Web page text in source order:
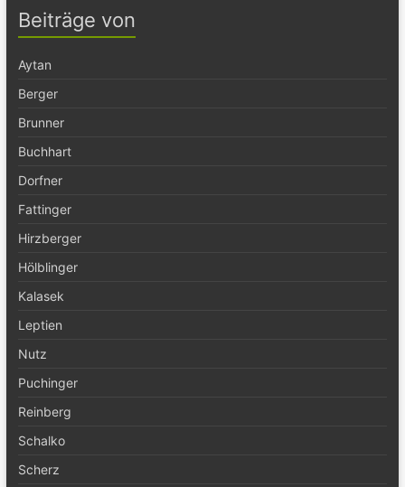
Beiträge von
Aytan
Berger
Brunner
Buchhart
Dorfner
Fattinger
Hirzberger
Hölblinger
Kalasek
Leptien
Nutz
Puchinger
Reinberg
Schalko
Scherz